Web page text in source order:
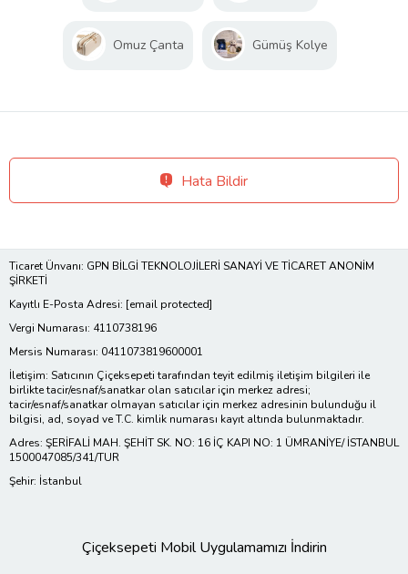
Omuz Çanta Gümüş Kolye
Hata Bildir
Ticaret Ünvanı: GPN BİLGİ TEKNOLOJİLERİ SANAYİ VE TİCARET ANONİM
ŞİRKETİ
Kayıtlı E-Posta Adresi: [email protected]
Vergi Numarası: 4110738196
Mersis Numarası: 0411073819600001
İletişim: Satıcının Çiçeksepeti tarafından teyit edilmiş iletişim bilgileri ile
birlikte tacir/esnaf/sanatkar olan satıcılar için merkez adresi;
tacir/esnaf/sanatkar olmayan satıcılar için merkez adresinin bulunduğu il
bilgisi, ad, soyad ve T.C. kimlik numarası kayıt altında bulunmaktadır.
Adres: ŞERİFALİ MAH. ŞEHİT SK. NO: 16 İÇ KAPI NO: 1 ÜMRANİYE/ İSTANBUL
1500047085/341/TUR
Şehir: İstanbul
Çiçeksepeti Mobil Uygulamamızı İndirin